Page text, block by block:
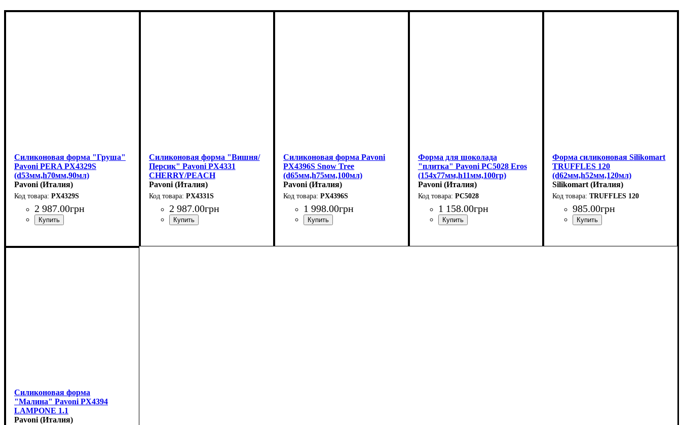
Силиконовая форма "Груша"
Pavoni PERA PX4329S
(d53мм,h70мм,90мл)
Pavoni (Италия)
PX4329S
2 987.00грн
Силиконовая форма "Вишня/
Персик" Pavoni PX4331
CHERRY/PEACH
(58x53мм,h46мм,90мл)
Pavoni (Италия)
PX4331S
2 987.00грн
Силиконовая форма Pavoni
PX4396S Snow Tree
(d65мм,h75мм,100мл)
Pavoni (Италия)
PX4396S
1 998.00грн
Форма для шоколада
"плитка" Pavoni PC5028 Eros
(154x77мм,h11мм,100гр)
Pavoni (Италия)
PC5028
1 158.00грн
Форма силиконовая Silikomart
TRUFFLES 120
(d62мм,h52мм,120мл)
Silikomart (Италия)
TRUFFLES 120
985.00грн
Силиконовая форма
"Малина" Pavoni PX4394
LAMPONE 1.1
(65x58мм,h54мм,95мл)
Pavoni (Италия)